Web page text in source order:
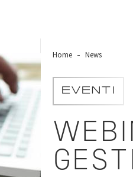
Home News
EVENTI